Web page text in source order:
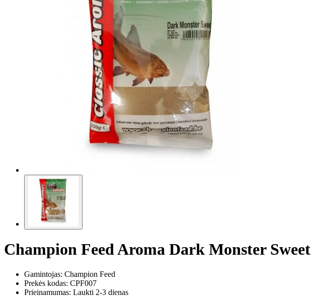
Champion Feed Aroma Dark Monster
Gamintojas: Champion Feed
Prekės kodas: CPF007
Prieinamumas: Laukti 2-3 dienas